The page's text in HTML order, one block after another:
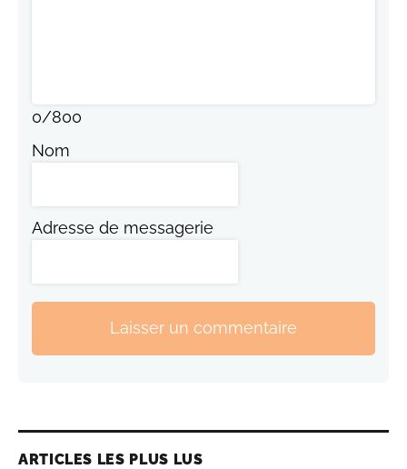
0/800
Nom
Adresse de messagerie
Laisser un commentaire
ARTICLES LES PLUS LUS